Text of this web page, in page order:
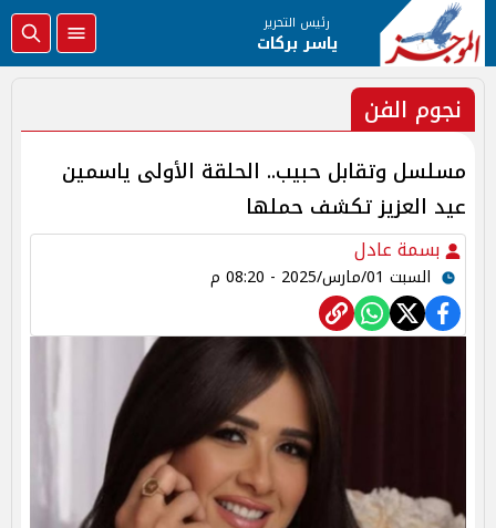
رئيس التحرير
ياسر بركات
نجوم الفن
مسلسل وتقابل حبيب.. الحلقة الأولى ياسمين
عيد العزيز تكشف حملها
بسمة عادل
السبت 01/مارس/2025 - 08:20 م